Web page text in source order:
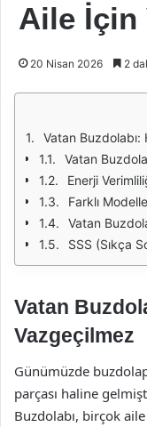
Aile İçin
20 Nisan 2026 2
Vatan
Vatan
Enerji
Farklı
Vatan
SSS (Sıkça
Vatan
Vazgeçilmez
Günümüzde
parçası haline
Buzdolabı, birçok